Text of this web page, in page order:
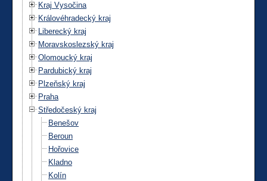
Kraj Vysočina
Královéhradecký kraj
Liberecký kraj
Moravskoslezský kraj
Olomoucký kraj
Pardubický kraj
Plzeňský kraj
Praha
Středočeský kraj
Benešov
Beroun
Hořovice
Kladno
Kolín